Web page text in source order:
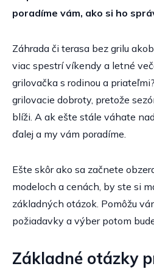
poradíme vám, ako si ho
Záhrada či terasa bez grilu
viac spestrí víkendy a letné
grilovačka s rodinou a
grilovacie dobroty, pretože
blíži. A ak ešte stále váhate
ďalej a my vám poradíme.
Ešte skôr ako sa začnete
modeloch a cenách, by ste si
základných otázok. Pomôžu
požiadavky a výber potom
Základné otázky